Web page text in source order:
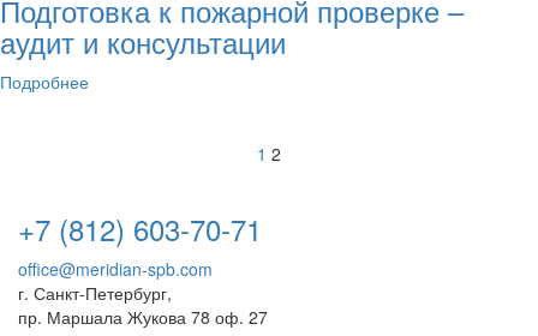
Подготовка к пожарной проверке –
аудит и консультации
Подробнее
1 2
+7 (812) 603-70-71
office@meridian-spb.com
г. Санкт-Петербург,
пр. Маршала Жукова 78 оф. 27